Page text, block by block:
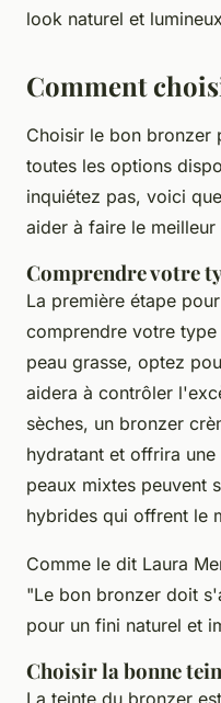
look naturel et
Comment
Choisir le bon bronzer
toutes les options
inquiétez pas, voici
aider à faire le meilleur
Comprendre votre
La première étape
comprendre votre
peau grasse, optez
aidera à contrôler
sèches, un bronzer
hydratant et offrira
peaux mixtes peuvent
hybrides qui offrent le
Comme le dit Laura
"Le bon bronzer doit
pour un fini naturel et
Choisir la bonne
La teinte du bronzer